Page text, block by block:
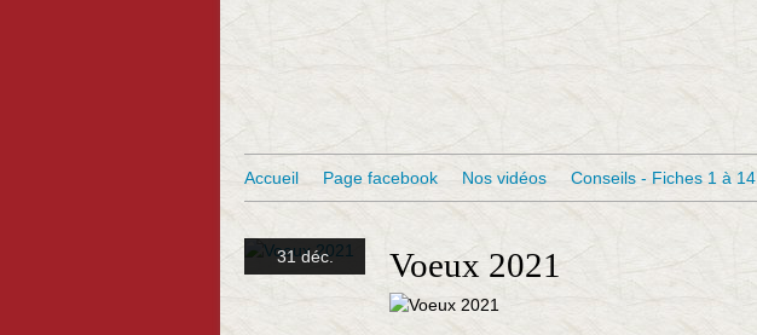
Accueil Page facebook Nos vidéos Conseils - Fiches 1 à 14
31 déc. Voeux 2021